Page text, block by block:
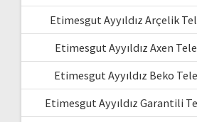
Etimesgut Ayyıldız Arçelik
Etimesgut Ayyıldız Axen
Etimesgut Ayyıldız Beko
Etimesgut Ayyıldız Garantili